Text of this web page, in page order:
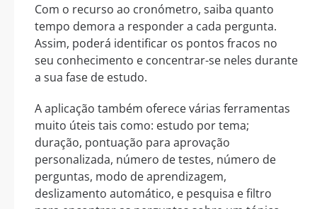
Com o recurso ao cronómetro, saiba quanto
tempo demora a responder a cada pergunta.
Assim, poderá identificar os pontos fracos no
seu conhecimento e concentrar-se neles durante
a sua fase de estudo.
A aplicação também oferece várias ferramentas
muito úteis tais como: estudo por tema;
duração, pontuação para aprovação
personalizada, número de testes, número de
perguntas, modo de aprendizagem,
deslizamento automático, e pesquisa e filtro